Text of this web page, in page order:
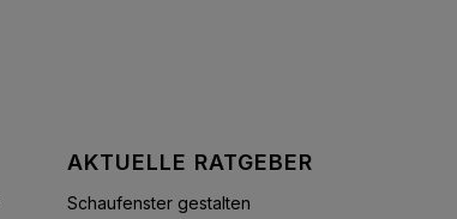
AKTUELLE RATGEBER
Schaufenster gestalten